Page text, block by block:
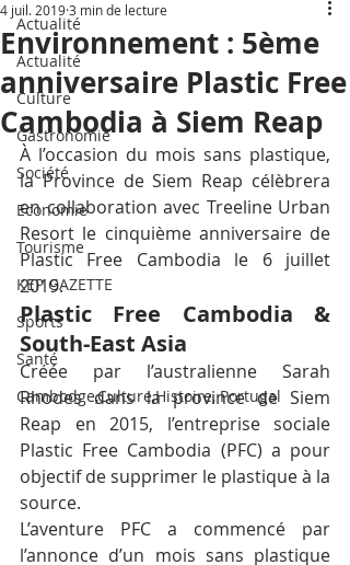
Actualité
Actualité
Culture
Gastronomie
Société
Economie
Tourisme
KEP GAZETTE
Sports
Santé
Cambodge,Culture,Histoire, Portugal
Environnement : 5ème
anniversaire Plastic Free
Cambodia à Siem Reap
4 juil. 20193 min de lecture
À l’occasion du mois sans plastique,
la Province de Siem Reap célèbrera
en collaboration avec Treeline Urban
Resort le cinquième anniversaire de
Plastic Free Cambodia le 6 juillet
2019.
Plastic Free Cambodia &
South-East Asia
Créée par l’australienne Sarah
Rhodes dans la province de Siem
Reap en 2015, l’entreprise sociale
Plastic Free Cambodia (PFC) a pour
objectif de supprimer le plastique à la
source.
L’aventure PFC a commencé par
l’annonce d’un mois sans plastique